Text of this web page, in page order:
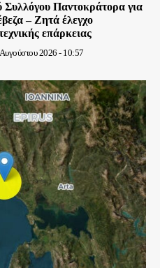
Συλλόγου Παντοκράτορα για
– Ζητά έλεγχο
επάρκειας
2026 - 10:57